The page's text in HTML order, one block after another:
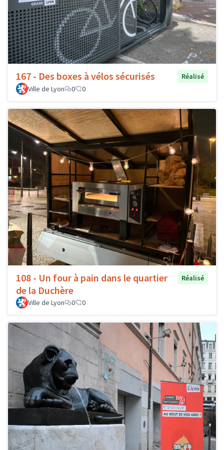
167 - Des boxes à vélos sécurisés
Réalisé
Ville de Lyon
0 0
108 - Un four à pain dans le quartier
de la Duchère
Réalisé
Ville de Lyon 0 0